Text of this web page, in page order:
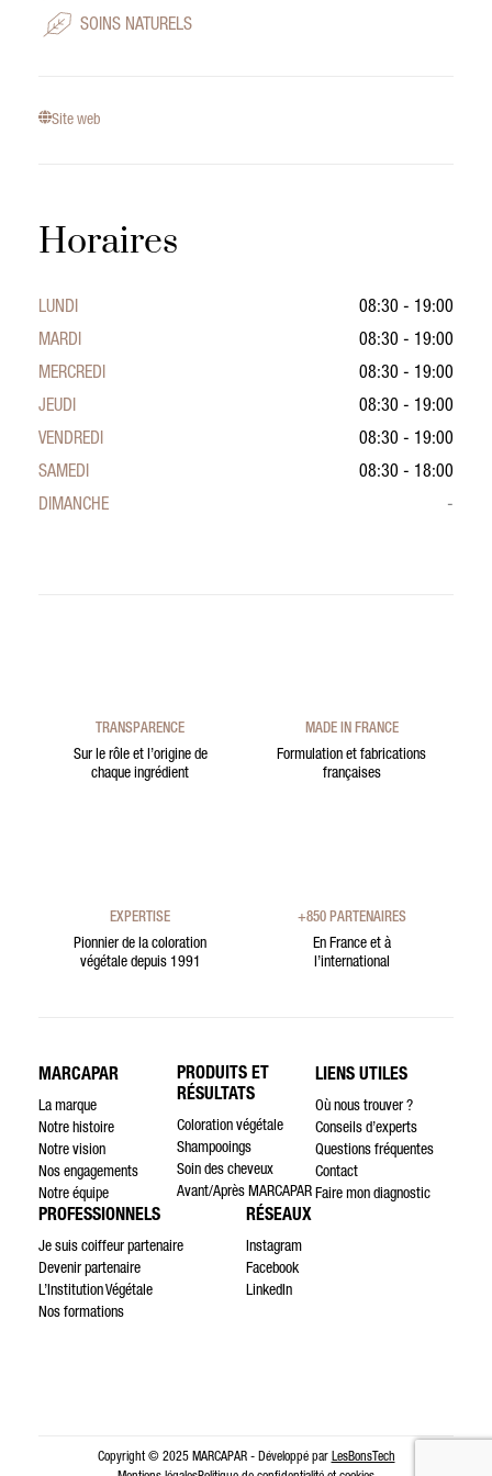
SOINS NATURELS
Site web
Horaires
LUNDI
08:30 - 19:00
MARDI
08:30 - 19:00
MERCREDI
08:30 - 19:00
JEUDI
08:30 - 19:00
VENDREDI
08:30 - 19:00
SAMEDI
08:30 - 18:00
DIMANCHE
-
TRANSPARENCE
Sur le rôle et l’origine de
chaque ingrédient
MADE IN FRANCE
Formulation et fabrications
françaises
EXPERTISE
Pionnier de la coloration
végétale depuis 1991
+850 PARTENAIRES
En France et à
l’international
MARCAPAR
La marque
Notre histoire
Notre vision
Nos engagements
Notre équipe
PRODUITS ET
RÉSULTATS
Coloration végétale
Shampooings
Soin des cheveux
Avant/Après MARCAPAR
LIENS UTILES
Où nous trouver ?
Conseils d’experts
Questions fréquentes
Contact
Faire mon diagnostic
PROFESSIONNELS
Je suis coiffeur partenaire
Devenir partenaire
L’Institution Végétale
Nos formations
RÉSEAUX
Instagram
Facebook
LinkedIn
Copyright © 2025 MARCAPAR - Développé par LesBonsTech